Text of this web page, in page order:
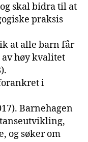
skal bidra til at
praksis
at alle barn får
høy kvalitet
i
Barnehagen
og søker om